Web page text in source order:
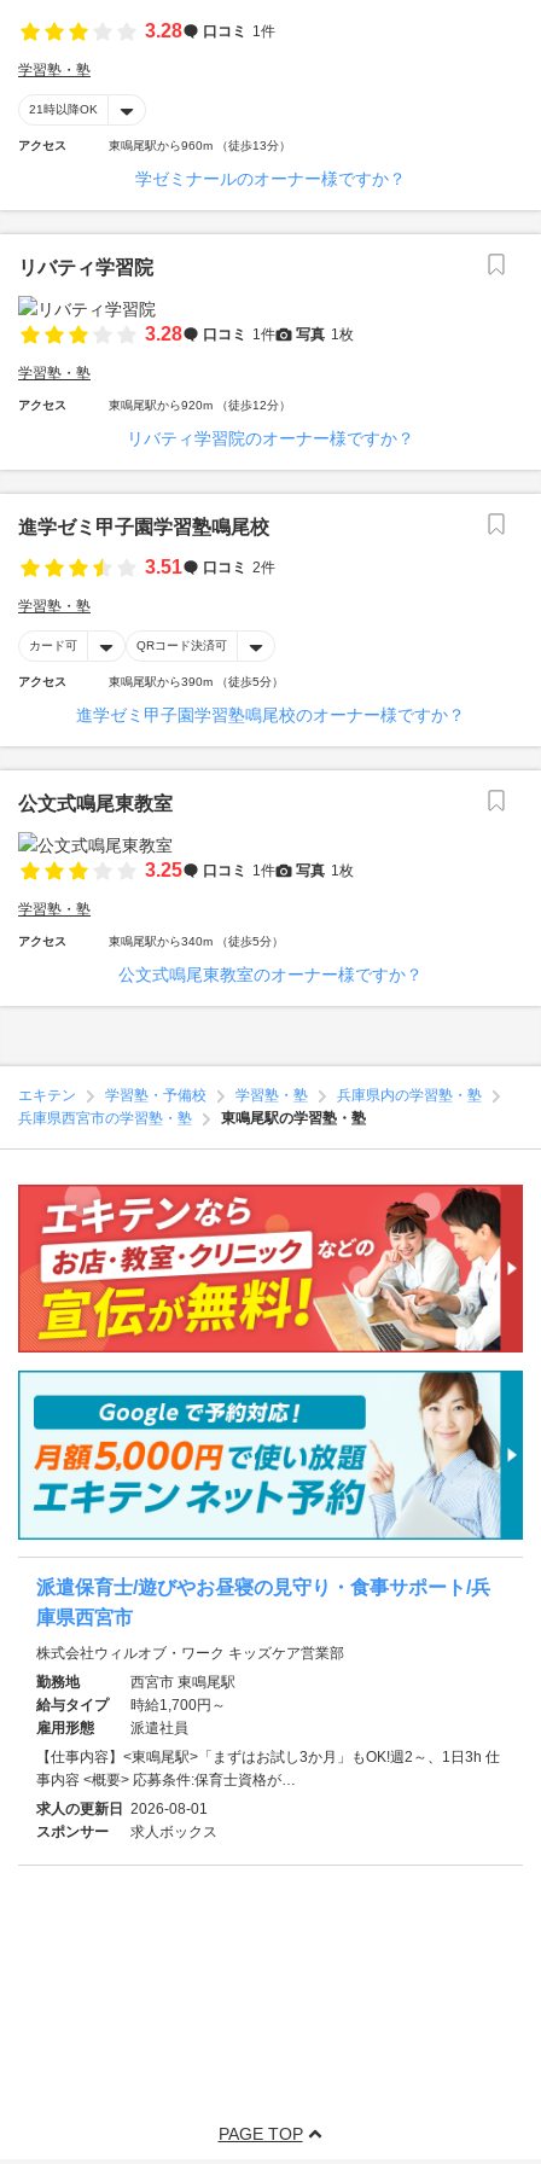
3.28
口コミ 1件
学習塾・塾
21時以降OK
アクセス 東鳴尾駅から960m （徒歩13分）
学ゼミナールのオーナー様ですか？
リバティ学習院
3.28 口コミ 1件 写真 1枚
学習塾・塾
アクセス 東鳴尾駅から920m （徒歩12分）
リバティ学習院のオーナー様ですか？
進学ゼミ甲子園学習塾鳴尾校
3.51
口コミ 2件
学習塾・塾
カード可 QRコード決済可
アクセス 東鳴尾駅から390m （徒歩5分）
進学ゼミ甲子園学習塾鳴尾校のオーナー様ですか？
公文式鳴尾東教室
3.25 口コミ 1件 写真 1枚
学習塾・塾
アクセス 東鳴尾駅から340m （徒歩5分）
公文式鳴尾東教室のオーナー様ですか？
エキテン 学習塾・予備校 学習塾・塾
兵庫県内の学習塾・塾
兵庫県西宮市の学習塾・塾
東鳴尾駅の学習塾・塾
派遣保育士/遊びやお昼寝の見守り・食事サポート/兵
庫県西宮市
株式会社ウィルオブ・ワーク キッズケア営業部
勤務地
西宮市 東鳴尾駅
給与タイプ
時給1,700円～
雇用形態
派遣社員
【仕事内容】<東鳴尾駅>「まずはお試し3か月」もOK!週2～、1日3h 仕
事内容 <概要> 応募条件:保育士資格が…
求人の更新日 2026-08-01
スポンサー
求人ボックス
PAGE TOP